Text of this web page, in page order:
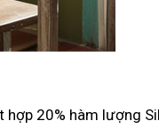
20% hàm lượng